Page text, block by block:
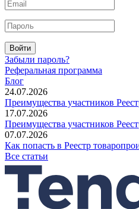
Войти
Забыли пароль?
Реферальная программа
Блог
24.07.2026
Преимущества участников
17.07.2026
Преимущества участников
07.07.2026
Как попасть в Реестр
Все статьи